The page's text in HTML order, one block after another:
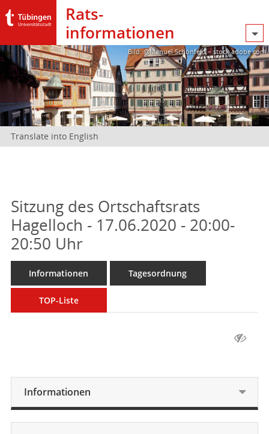
Rats­
informationen
Bild: @Manuel Schönfeld – stock.adobe.com
Translate into English
Sitzung des Ortschaftsrats
Hagelloch - 17.06.2020 - 20:00-
20:50 Uhr
Informationen Tagesordnung
TOP-Liste
Informationen